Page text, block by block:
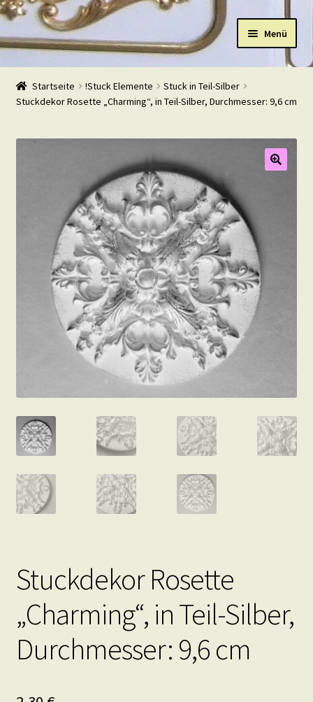
Navigation
Zum
Inhalt
Menü
Start
Shop
Warenkorb
Beispiele
Kontakt
Startseite !Stuck Elemente
Stuck in Teil-Silber
Stuckdekor Rosette „Charming“, in Teil-Silber, Durchmesser: 9,6 cm
Stuckdekor Rosette
„Charming“, in Teil-Silber,
Durchmesser: 9,6 cm